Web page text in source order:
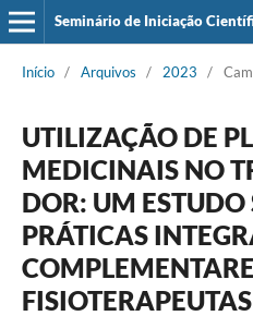
Início / Arquivos / 2023 /
UTILIZAÇÃO DE
MEDICINAIS NO
DOR: UM ESTUDO
PRÁTICAS